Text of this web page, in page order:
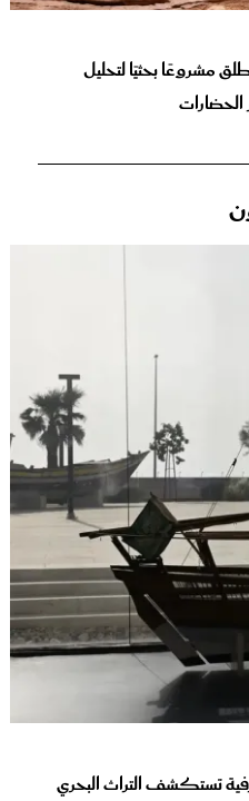
مشروعًا بحثيًا لتحليل
الحضارات
تستكشف التراث البحري